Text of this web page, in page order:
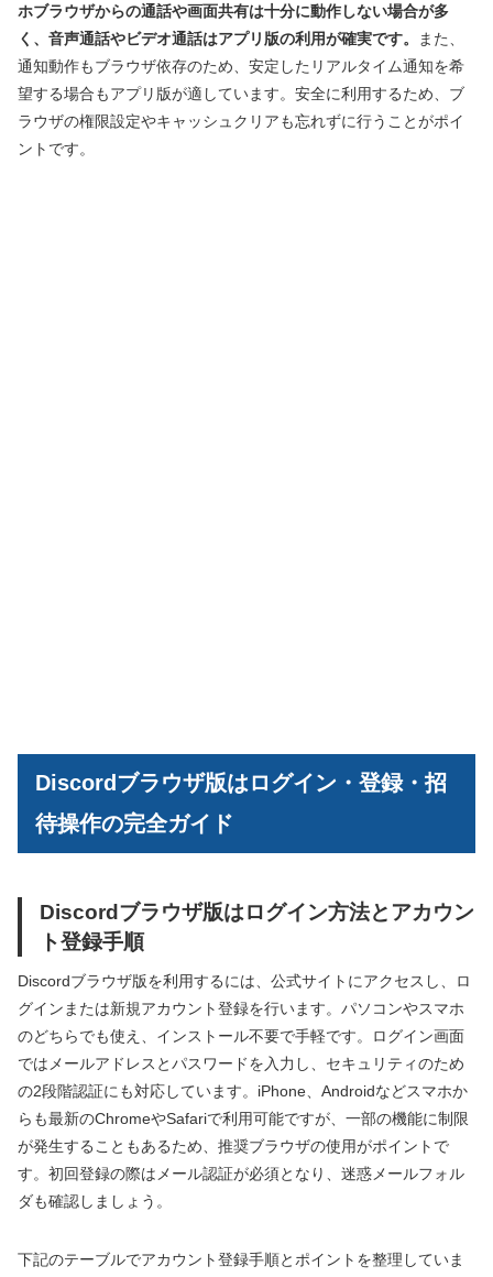
ホブラウザからの通話や画面共有は十分に動作しない場合が多
く、音声通話やビデオ通話はアプリ版の利用が確実です。
また、
通知動作もブラウザ依存のため、安定したリアルタイム通知を希
望する場合もアプリ版が適しています。安全に利用するため、ブ
ラウザの権限設定やキャッシュクリアも忘れずに行うことがポイ
ントです。
Discordブラウザ版はログイン・登録・招
待操作の完全ガイド
Discordブラウザ版はログイン方法とアカウン
ト登録手順
Discordブラウザ版を利用するには、公式サイトにアクセスし、ロ
グインまたは新規アカウント登録を行います。パソコンやスマホ
のどちらでも使え、インストール不要で手軽です。ログイン画面
ではメールアドレスとパスワードを入力し、セキュリティのため
の2段階認証にも対応しています。iPhone、Androidなどスマホか
らも最新のChromeやSafariで利用可能ですが、一部の機能に制限
が発生することもあるため、推奨ブラウザの使用がポイントで
す。初回登録の際はメール認証が必須となり、迷惑メールフォル
ダも確認しましょう。
下記のテーブルでアカウント登録手順とポイントを整理していま